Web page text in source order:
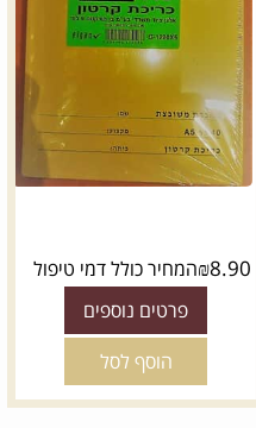
₪8.90 המחיר כולל דמי טיפול
פרטים נוספים
הוסף לסל